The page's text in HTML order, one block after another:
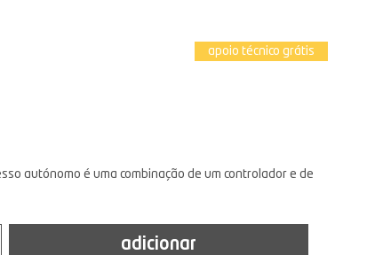
apoio técnico grátis
autónomo é uma combinação de um controlador e de
adicionar